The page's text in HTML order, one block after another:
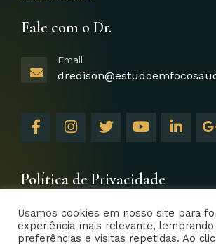
Fale com o Dr.
Email
F
a
b
o
o
k
-
I
n
a
g
r
a
m
T
w
t
e
r
Y
o
u
b
e
L
i
d
i
n
-
G
l
Política de Privacidade
Usamos cookies em nosso site para
experiência mais relevante, lembrando
preferências e visitas repetidas. Ao